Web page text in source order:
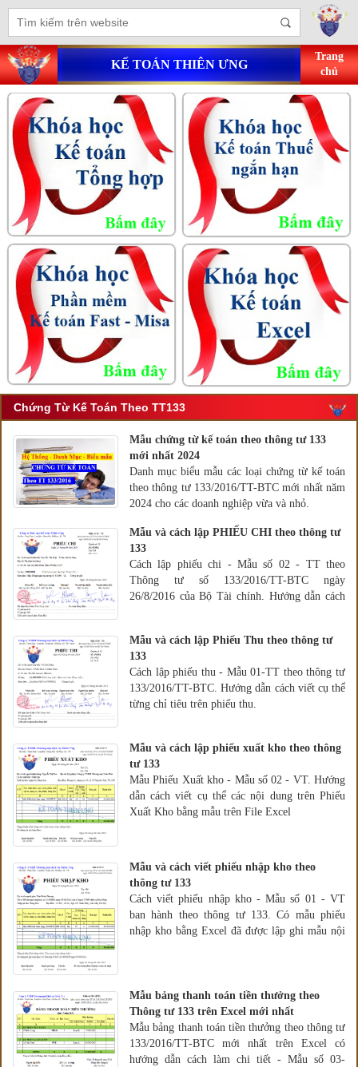
KẾ TOÁN THIÊN ƯNG
Trang
chủ
Chứng Từ Kế Toán Theo TT133
Mẫu chứng từ kế toán theo thông tư 133
mới nhất 2024
Danh mục biểu mẫu các loại chứng từ kế toán
theo thông tư 133/2016/TT-BTC mới nhất năm
2024 cho các doanh nghiệp vừa và nhỏ.
Mẫu và cách lập PHIẾU CHI theo thông tư
133
Cách lập phiếu chi - Mẫu số 02 - TT theo
Thông tư số 133/2016/TT-BTC ngày
26/8/2016 của Bộ Tài chính. Hướng dẫn cách
Mẫu và cách lập Phiếu Thu theo thông tư
133
Cách lập phiếu thu - Mẫu 01-TT theo thông tư
133/2016/TT-BTC. Hướng dẫn cách viết cụ thể
từng chỉ tiêu trên phiếu thu.
Mẫu và cách lập phiếu xuất kho theo thông
tư 133
Mẫu Phiếu Xuất kho - Mẫu số 02 - VT. Hướng
dẫn cách viết cụ thể các nội dung trên Phiếu
Xuất Kho bằng mẫu trên File Excel
Mẫu và cách viết phiếu nhập kho theo
thông tư 133
Cách viết phiếu nhập kho - Mẫu số 01 - VT
ban hành theo thông tư 133. Có mẫu phiếu
nhập kho bằng Excel đã được lập ghi mẫu nội
Mẫu bảng thanh toán tiền thưởng theo
Thông tư 133 trên Excel mới nhất
Mẫu bảng thanh toán tiền thưởng theo thông tư
133/2016/TT-BTC mới nhất trên Excel có
hướng dẫn cách làm chi tiết - Mẫu số 03-